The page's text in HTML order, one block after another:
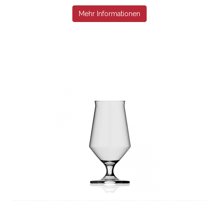
Mehr Informationen